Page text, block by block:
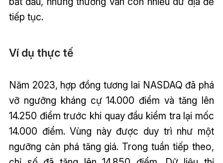
tiếp tục.
Ví dụ thực tế
Năm 2023, hợp đồng tương lai NASDAQ đã phá
vỡ ngưỡng kháng cự 14.000 điểm và tăng lên
14.250 điểm trước khi quay đầu kiểm tra lại mốc
14.000 điểm. Vùng này được duy trì như một
ngưỡng cản phá tăng giá. Trong tuần tiếp theo,